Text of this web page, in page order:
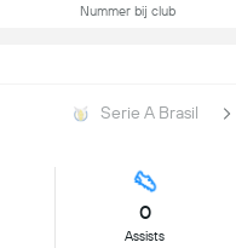
Nummer bij club
Serie A Brasil
0
Assists